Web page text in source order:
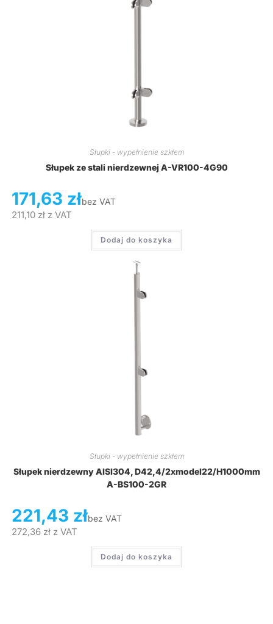
Słupki - wypełnienie szkłem
Słupek ze stali nierdzewnej A-VR100-4G90
171,63 złbez VAT
211,10 złz VAT
Dodaj do koszyka
Słupki - wypełnienie szkłem
Słupek nierdzewny AISI304, D42,4/2xmodel22/H1000mm
A-BS100-2GR
221,43 złbez VAT
272,36 złz VAT
Dodaj do koszyka